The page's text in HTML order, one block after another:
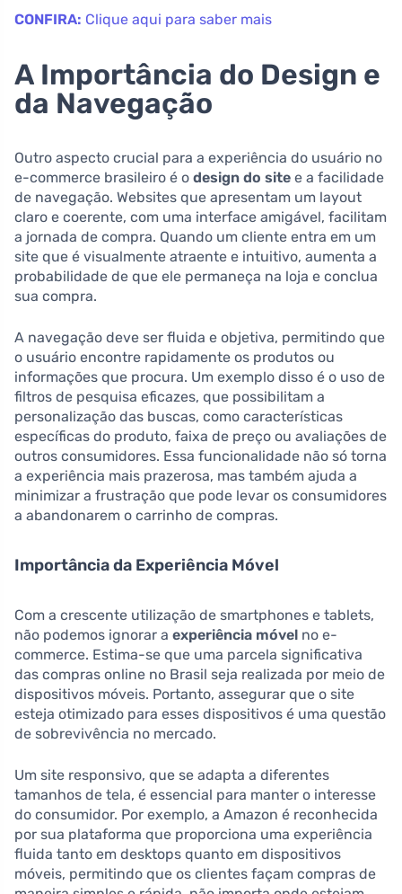
CONFIRA: Clique aqui para saber mais
A Importância do Design e
da Navegação
Outro aspecto crucial para a experiência do usuário no
e-commerce brasileiro é o design do site e a facilidade
de navegação. Websites que apresentam um layout
claro e coerente, com uma interface amigável, facilitam
a jornada de compra. Quando um cliente entra em um
site que é visualmente atraente e intuitivo, aumenta a
probabilidade de que ele permaneça na loja e conclua
sua compra.
A navegação deve ser fluida e objetiva, permitindo que
o usuário encontre rapidamente os produtos ou
informações que procura. Um exemplo disso é o uso de
filtros de pesquisa eficazes, que possibilitam a
personalização das buscas, como características
específicas do produto, faixa de preço ou avaliações de
outros consumidores. Essa funcionalidade não só torna
a experiência mais prazerosa, mas também ajuda a
minimizar a frustração que pode levar os consumidores
a abandonarem o carrinho de compras.
Importância da Experiência Móvel
Com a crescente utilização de smartphones e tablets,
não podemos ignorar a experiência móvel no e-
commerce. Estima-se que uma parcela significativa
das compras online no Brasil seja realizada por meio de
dispositivos móveis. Portanto, assegurar que o site
esteja otimizado para esses dispositivos é uma questão
de sobrevivência no mercado.
Um site responsivo, que se adapta a diferentes
tamanhos de tela, é essencial para manter o interesse
do consumidor. Por exemplo, a Amazon é reconhecida
por sua plataforma que proporciona uma experiência
fluida tanto em desktops quanto em dispositivos
móveis, permitindo que os clientes façam compras de